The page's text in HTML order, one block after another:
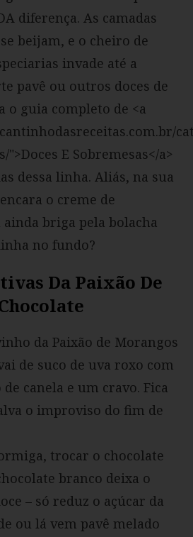
diferença. As camadas
beijam, e o cheiro de
invade até a
pavê ou outros doces de
o guia completo de <a
">Doces E Sobremesas</a>
dessa linha. Aliás, na sua
o creme de
briga pela bolacha
no fundo?
Da Paixão De
da Paixão de Morangos
de suco de uva roxo com
canela e um cravo. Fica
o improviso do fim de
trocar o chocolate
branco deixa o
– só reduz o açúcar da
ou lá vem pavê melado